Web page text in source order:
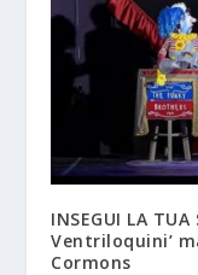
INSEGUI LA
Ventriloquini’
Cormons